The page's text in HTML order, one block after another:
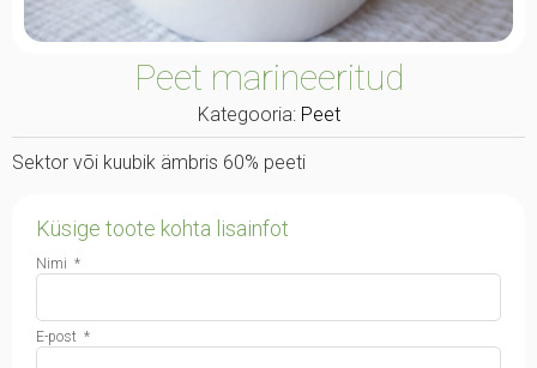
Peet marineeritud
Kategooria: Peet
Sektor või kuubik ämbris 60% peeti
Küsige toote kohta lisainfot
Nimi *
E-post *